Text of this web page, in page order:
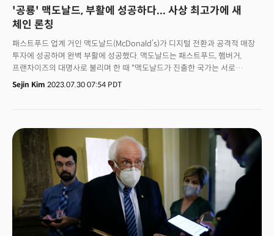
'공룡' 맥도날드, 부활에 성공하다... 사상 최고가에 새
체인 론칭
패스트푸드 업계 거인 맥도날드(McDonald’s)가 디지털 전환과 공격적 매장
투자에 성공하며 완벽 부활에 성공했다. 맥도날드는 패스트푸드, 햄버거,
프랜차이즈의 대명사로 불리며 한 때 "맥도날드가 진출한 국가는 서로
전쟁하지 않는다"며 '미국식 세계화'의 상징으로 인식되기도 했다. 그러나
세계적으로 패스트푸드 경쟁이 치열한 가운데 전략없는 인수합병과 낮은
완벽하게 부활한 것. 그 결과 지난 28일 발표한 2분기 실적도 월가 예상을 깬
가운데 2024년엔 새로운 레스토랑 체인을 오픈한다고 발표, 화제를
불러일으켰다. 80년대 마스코트를 테마로 한 코스맥(CosMc’s)이 그
주인공이다. 맥도날드가 굳이 옛 캐릭터를 소환한 배경엔 최근 70년대
마스코트 그리머스를 테마로 한 한정판 상품이 인기를 끈 데 있다. 실제
그리머스 상품 호응에 힘입어 올 2분기 맥도날드 실적은 월가의 예상치를
웃돌았다.맥도날드는 어떻게 부활한 것일까?
Sejin Kim 2023.07.30 07:54 PDT